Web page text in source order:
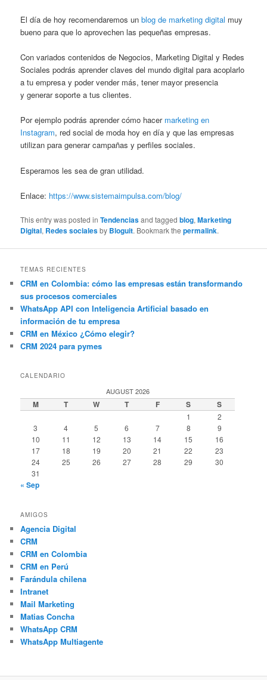
El día de hoy recomendaremos unblog de marketing digital muy
bueno para que lo aprovechen las pequeñas empresas.
Con variados contenidos de Negocios, Marketing Digital y Redes
Sociales podrás aprender claves del mundo digital para acoplarlo
a tu empresa y poder vender más, tener mayor presencia
y generar soporte a tus clientes.
Por ejemplo podrás aprender cómo hacer marketing en
Instagram, red social de moda hoy en día y que las empresas
utilizan para generar campañas y perfiles sociales.
Esperamos les sea de gran utilidad.
Enlace: https://www.sistemaimpulsa.com/blog/
This entry was posted inTendenciasand taggedblog,Marketing
Digital, Redes socialesby Bloguit. Bookmark thepermalink.
TEMAS RECIENTES
CRM en Colombia: cómo las empresas están transformando
sus procesos comerciales
WhatsApp API con Inteligencia Artificial basado en
información de tu empresa
CRM en México ¿Cómo elegir?
CRM 2024 para pymes
CALENDARIO
AUGUST 2026
M T W T F S S
1
2
3
4 5 6 7 8
9
10
11 12 13 14 15
16
17
18 19 20 21 22
23
24
25 26 27 28 29
30
31
« Sep
AMIGOS
Agencia Digital
CRM
CRM en Colombia
CRM en Perú
Farándula chilena
Intranet
Mail Marketing
Matias Concha
WhatsApp CRM
WhatsApp Multiagente